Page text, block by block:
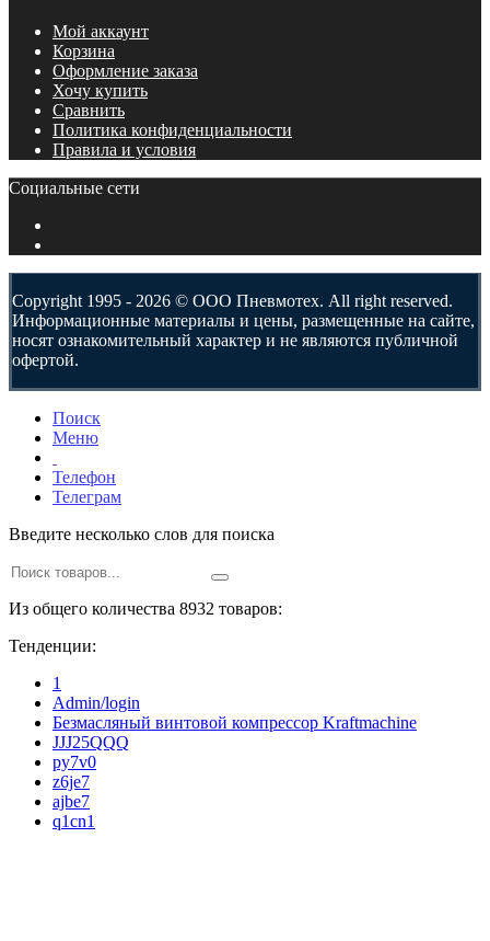
Мой аккаунт
Корзина
Оформление заказа
Хочу купить
Сравнить
Политика конфиденциальности
Правила и условия
Социальные сети
Copyright 1995 - 2026 © ООО Пневмотех. All right reserved.
Информационные материалы и цены, размещенные на сайте,
носят ознакомительный характер и не являются публичной
офертой.
Поиск
Меню
Телефон
Телеграм
Введите несколько слов для поиска
Из общего количества 8932 товаров:
Тенденции:
1
Admin/login
Безмасляный винтовой компрессор Kraftmaсhine
JJJ25QQQ
py7v0
z6je7
ajbe7
q1cn1